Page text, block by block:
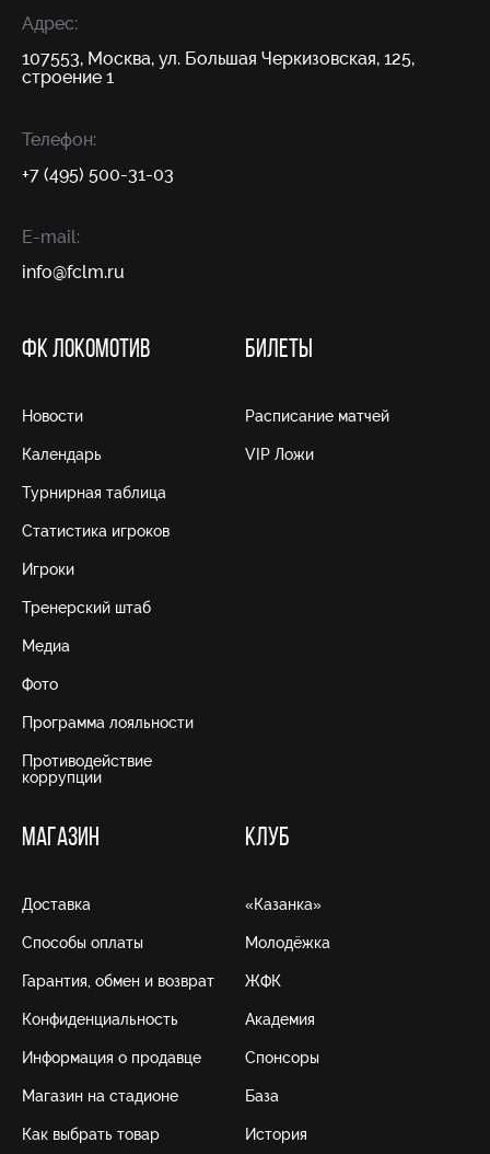
Адрес:
107553, Москва, ул. Большая Черкизовская, 125,
строение 1
Телефон:
+7 (495) 500-31-03
E-mail:
info@fсlm.ru
ФК ЛОКОМОТИВ
Новости
Календарь
Турнирная таблица
Статистика игроков
Игроки
Тренерский штаб
Медиа
Фото
Программа лояльности
Противодействие
коррупции
БИЛЕТЫ
Расписание матчей
VIP Ложи
МАГАЗИН
Доставка
Способы оплаты
Гарантия, обмен и возврат
Конфиденциальность
Информация о продавце
Магазин на стадионе
Как выбрать товар
КЛУБ
«Казанка»
Молодёжка
ЖФК
Академия
Спонсоры
База
История